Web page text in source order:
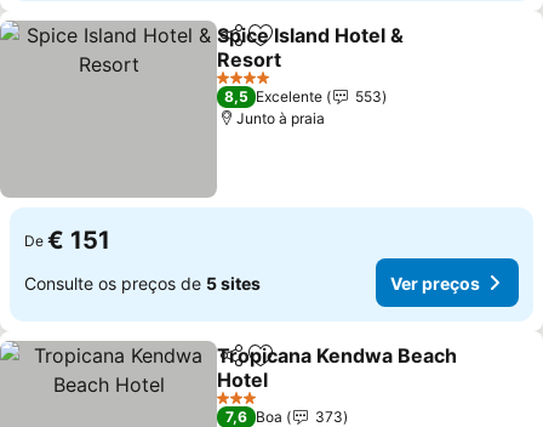
PartilharAdicionar aos favoritos
Spice Island Hotel &
Resort
Ver preços
4 Estrelas
8,5 Excelente
553
Junto à praia
De € 151
Consulte os preços de 5 sites Ver preços
PartilharAdicionar aos favoritos
Tropicana Kendwa Beach
Hotel
Ver preços
3 Estrelas
7,6 Boa
373